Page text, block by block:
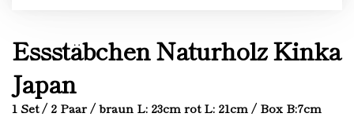
Essstäbchen Naturholz Kinka
Japan
1 Set / 2 Paar / braun L: 23cm rot L: 21cm / Box B:7cm